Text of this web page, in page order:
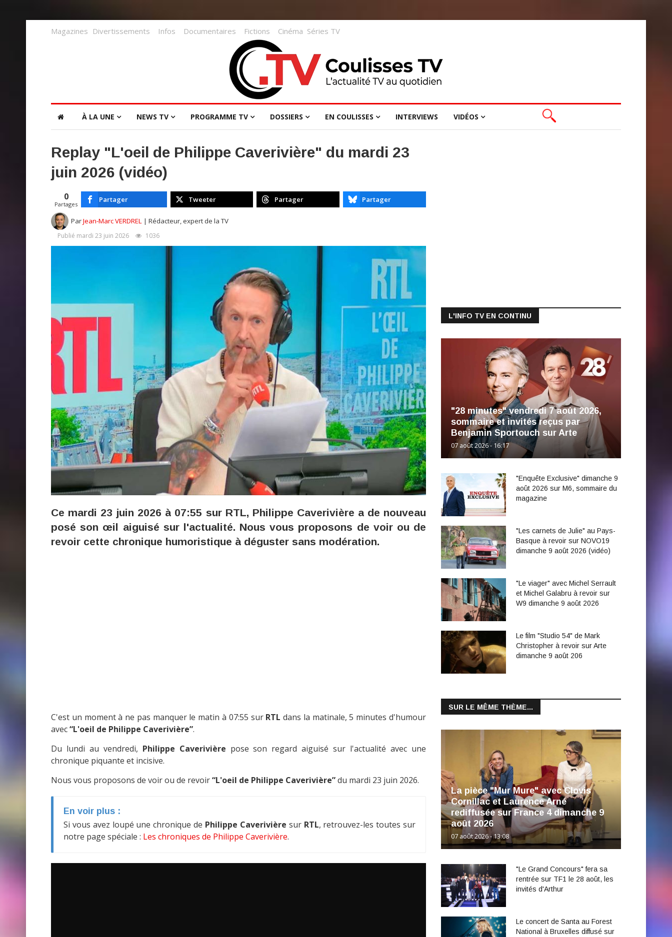
Magazines Divertissements Infos Documentaires Fictions Cinéma Séries TV
À LA UNE NEWS TV PROGRAMME TV DOSSIERS EN COULISSES INTERVIEWS VIDÉOS
Replay "L'oeil de Philippe Caverivière" du mardi 23
juin 2026 (vidéo)
0
Partages
Partager Tweeter Partager Partager
ParJean-Marc VERDREL | Rédacteur, expert de la TV
Publié mardi 23 juin 2026 1036
Ce mardi 23 juin 2026 à 07:55 sur RTL, Philippe Caverivière a de nouveau
posé son œil aiguisé sur l'actualité. Nous vous proposons de voir ou de
revoir cette chronique humoristique à déguster sans modération.
C'est un moment à ne pas manquer le matin à 07:55 sur RTL dans la matinale, 5 minutes d'humour
avec“L'oeil de Philippe Caverivière”.
Du lundi au vendredi, Philippe Caverivière pose son regard aiguisé sur l'actualité avec une
chronique piquante et incisive.
Nous vous proposons de voir ou de revoir“L'oeil de Philippe Caverivière”du mardi 23 juin 2026.
En voir plus :
Si vous avez loupé une chronique de Philippe Caverivière sur RTL, retrouvez-les toutes sur
notre page spéciale : Les chroniques de Philippe Caverivière.
L'INFO TV EN CONTINU
"28 minutes" vendredi 7 août 2026,
sommaire et invités reçus par
Benjamin Sportouch sur Arte
07 août 2026 - 16:17
"Enquête Exclusive" dimanche 9
août 2026 sur M6, sommaire du
magazine
"Les carnets de Julie" au Pays-
Basque à revoir sur NOVO19
dimanche 9 août 2026 (vidéo)
"Le viager" avec Michel Serrault
et Michel Galabru à revoir sur
W9 dimanche 9 août 2026
Le film "Studio 54" de Mark
Christopher à revoir sur Arte
dimanche 9 août 206
SUR LE MÊME THÈME...
La pièce "Mur Mure" avec Clovis
Cornillac et Laurence Arné
rediffusée sur France 4 dimanche 9
août 2026
07 août 2026 - 13:08
"Le Grand Concours" fera sa
rentrée sur TF1 le 28 août, les
invités d'Arthur
Le concert de Santa au Forest
National à Bruxelles diffusé sur